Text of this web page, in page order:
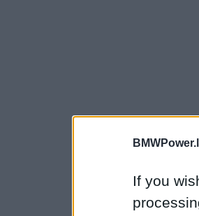
If you